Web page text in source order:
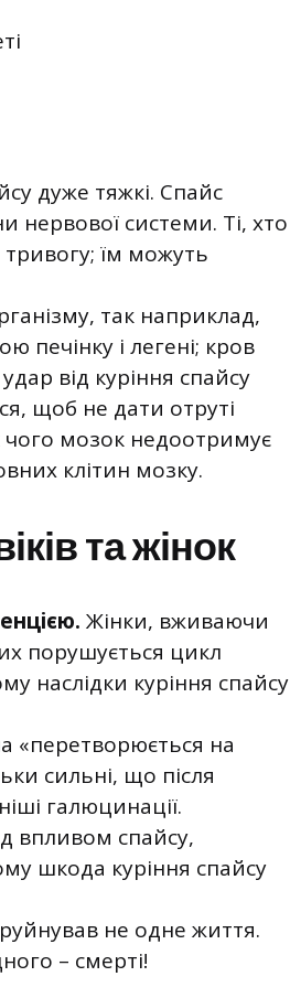
дуже тяжкі. Спайс
нервової системи. Ті, хто
їм можуть
так наприклад,
печінку і легені; кров
від куріння спайсу
щоб не дати отруті
чого мозок недоотримує
клітин мозку.
та жінок
Жінки, вживаючи
порушується цикл
наслідки куріння спайсу
«перетворюється на
сильні, що після
галюцинації.
впливом спайсу,
шкода куріння спайсу
не одне життя.
– смерті!